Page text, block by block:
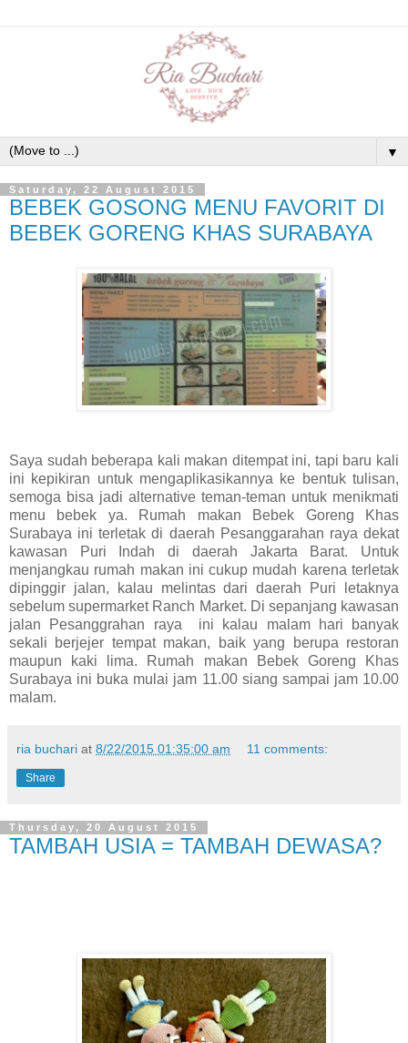
▼
Saturday, 22 August 2015
BEBEK GOSONG MENU FAVORIT DI
BEBEK GORENG KHAS SURABAYA
Saya sudah beberapa kali makan ditempat ini, tapi baru kali
ini kepikiran untuk mengaplikasikannya ke bentuk tulisan,
semoga bisa jadi alternative teman-teman untuk menikmati
menu bebek ya. Rumah makan Bebek Goreng Khas
Surabaya ini terletak di daerah Pesanggarahan raya dekat
kawasan Puri Indah di daerah Jakarta Barat. Untuk
menjangkau rumah makan ini cukup mudah karena terletak
dipinggir jalan, kalau melintas dari daerah Puri letaknya
sebelum supermarket Ranch Market. Di sepanjang kawasan
jalan Pesanggrahan raya ini kalau malam hari banyak
sekali berjejer tempat makan, baik yang berupa restoran
maupun kaki lima. Rumah makan Bebek Goreng Khas
Surabaya ini buka mulai jam 11.00 siang sampai jam 10.00
malam.
ria buchari at 8/22/2015 01:35:00 am 11 comments:
Share
Thursday, 20 August 2015
TAMBAH USIA = TAMBAH DEWASA?